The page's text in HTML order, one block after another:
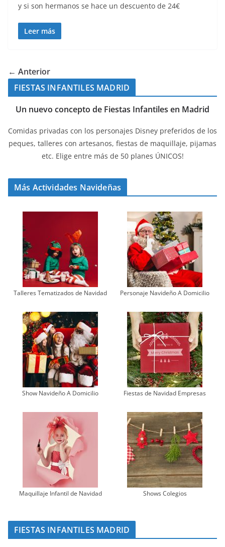
y si son hermanos se hace un descuento de 24€
Leer más
← Anterior
FIESTAS INFANTILES MADRID
Un nuevo concepto de Fiestas Infantiles en Madrid
Comidas privadas con los personajes Disney preferidos de los
peques, talleres con artesanos, fiestas de maquillaje, pijamas
etc. Elige entre más de 50 planes ÚNICOS!
Más Actividades Navideñas
Talleres Tematizados de Navidad Personaje Navideño A Domicilio
Show Navideño A Domicilio Fiestas de Navidad Empresas
Maquillaje Infantil de Navidad Shows Colegios
FIESTAS INFANTILES MADRID